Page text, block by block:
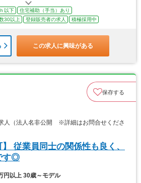
以下
住宅補助（手当）あり
30以上 登録販売者の求人 積極採用中
この求人に興味がある
保存する
人（法人名非公開 ※詳細はお問合せくださ
】 従業員同士の関係性も良く、
す◎
円以上 30歳～モデル